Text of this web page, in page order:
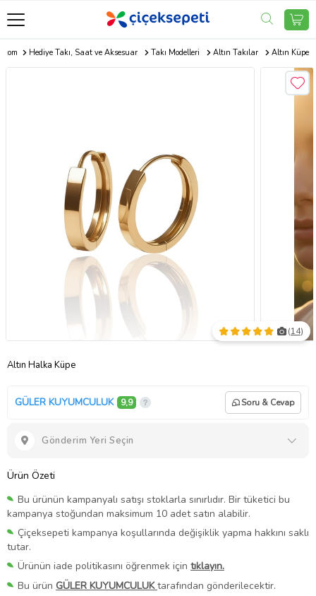
Hediye Takı, Saat ve Aksesuar Takı Modelleri Altın Takılar Altın Küpe
Altın Halka Küpe
(14)
GÜLER KUYUMCULUK 9,9 Soru & Cevap
Gönderim Yeri Seçin
Ürün Özeti
Bu ürünün kampanyalı satışı stoklarla sınırlıdır. Bir tüketici bu
kampanya stoğundan maksimum 10 adet satın alabilir.
Çiçeksepeti kampanya koşullarında değişiklik yapma hakkını saklı
tutar.
Ürünün iade politikasını öğrenmek için tıklayın.
Bu ürün GÜLER KUYUMCULUKtarafından gönderilecektir.